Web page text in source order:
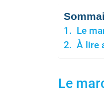
Le
À lire
Le